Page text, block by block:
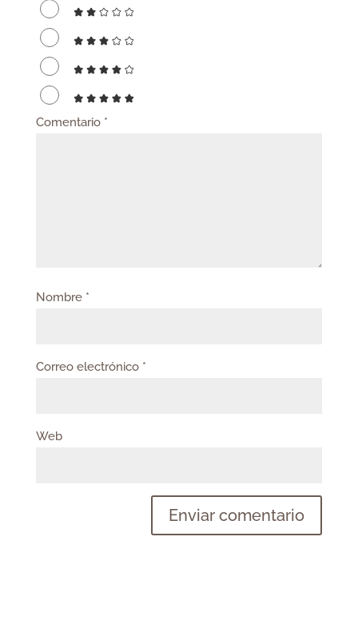
Comentario *
Nombre *
Correo electrónico *
Web